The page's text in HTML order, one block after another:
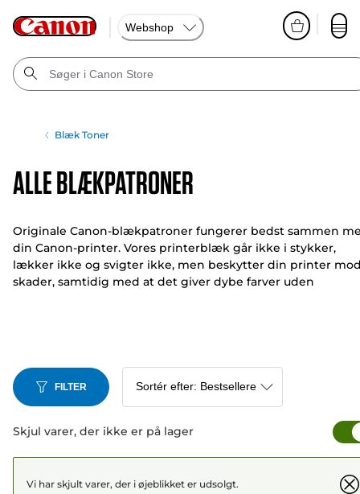
Webshop
Blæk Toner
Alle blækpatroner
Originale Canon-blækpatroner fungerer bedst sammen
din Canon-printer. Vores printerblæk går ikke i stykker,
lækker ikke og svigter ikke, men beskytter din printer
skader, samtidig med at det giver dybe farver uden
FILTER
Skjul varer, der ikke er på lager
Vi har skjult varer, der i øjeblikket er udsolgt.